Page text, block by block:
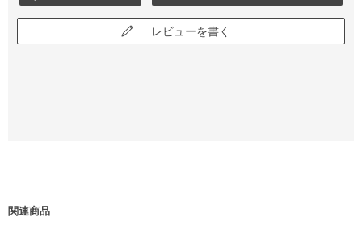
レビューを書く
関連商品